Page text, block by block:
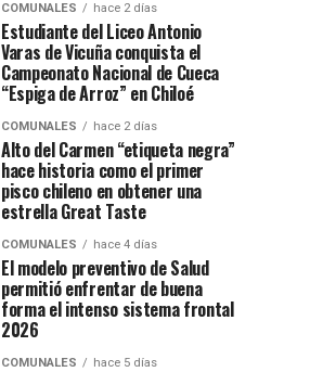
COMUNALES hace 2 días
Estudiante del Liceo Antonio
Varas de Vicuña conquista el
Campeonato Nacional de Cueca
“Espiga de Arroz” en Chiloé
COMUNALES hace 2 días
Alto del Carmen “etiqueta negra”
hace historia como el primer
pisco chileno en obtener una
estrella Great Taste
COMUNALES hace 4 días
El modelo preventivo de Salud
permitió enfrentar de buena
forma el intenso sistema frontal
2026
COMUNALES hace 5 días